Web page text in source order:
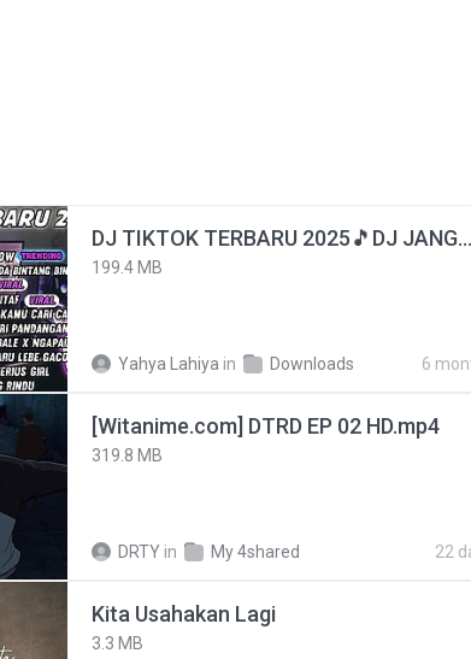
DJ TIKTOK TERBARU 2025🎵DJ JANGAN TUNGGU LAMA LAMA NANTI LAMA LAMA 🎵DJ SEDIA AKU SEBELUM HUJAN
199.4 MB
Yahya Lahiya in Downloads 6
[Witanime.com] DTRD EP 02 HD.mp4
319.8 MB
DRTY in My 4shared 22
Kita Usahakan Lagi
3.3 MB